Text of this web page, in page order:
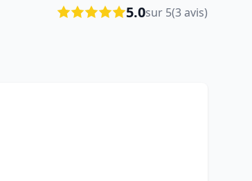
5.0sur 5(3 avis)